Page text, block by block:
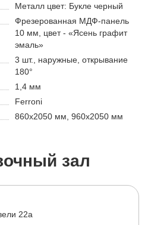
Металл цвет: Букле черный
Фрезерованная МДФ-панель
10 мм, цвет - «Ясень графит
эмаль»
3 шт., наружные, открывание
180°
1,4 мм
Ferroni
860х2050 мм, 960х2050 мм
зал
22а